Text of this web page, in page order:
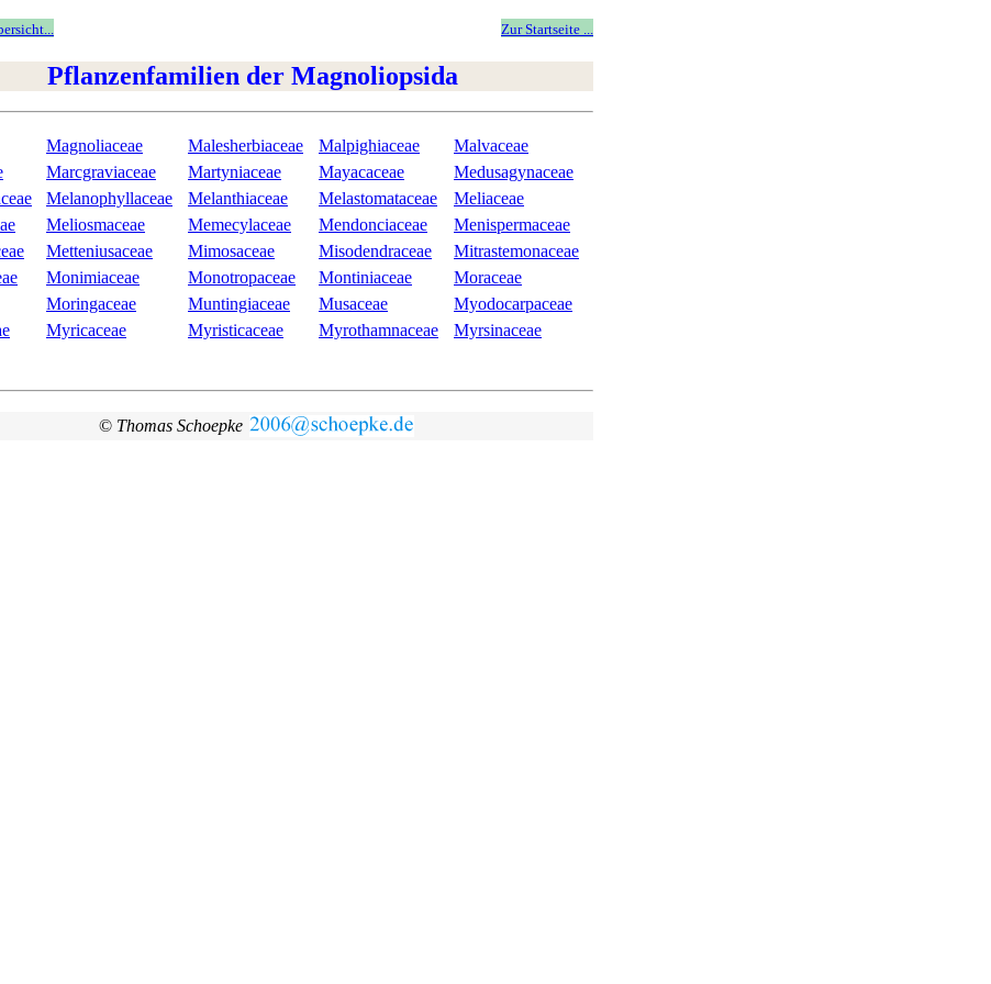
Zur Startseite ...
Pflanzenfamilien der Magnoliopsida
Magnoliaceae Malesherbiaceae Malpighiaceae
Malvaceae
Marcgraviaceae Martyniaceae Mayacaceae
Medusagynaceae
Melanophyllaceae Melanthiaceae Melastomataceae
Meliaceae
Meliosmaceae Memecylaceae Mendonciaceae
Menispermaceae
Metteniusaceae Mimosaceae Misodendraceae
Mitrastemonaceae
Monimiaceae Monotropaceae Montiniaceae
Moraceae
Moringaceae Muntingiaceae Musaceae
Myodocarpaceae
Myricaceae Myristicaceae Myrothamnaceae
Myrsinaceae
© Thomas Schoepke